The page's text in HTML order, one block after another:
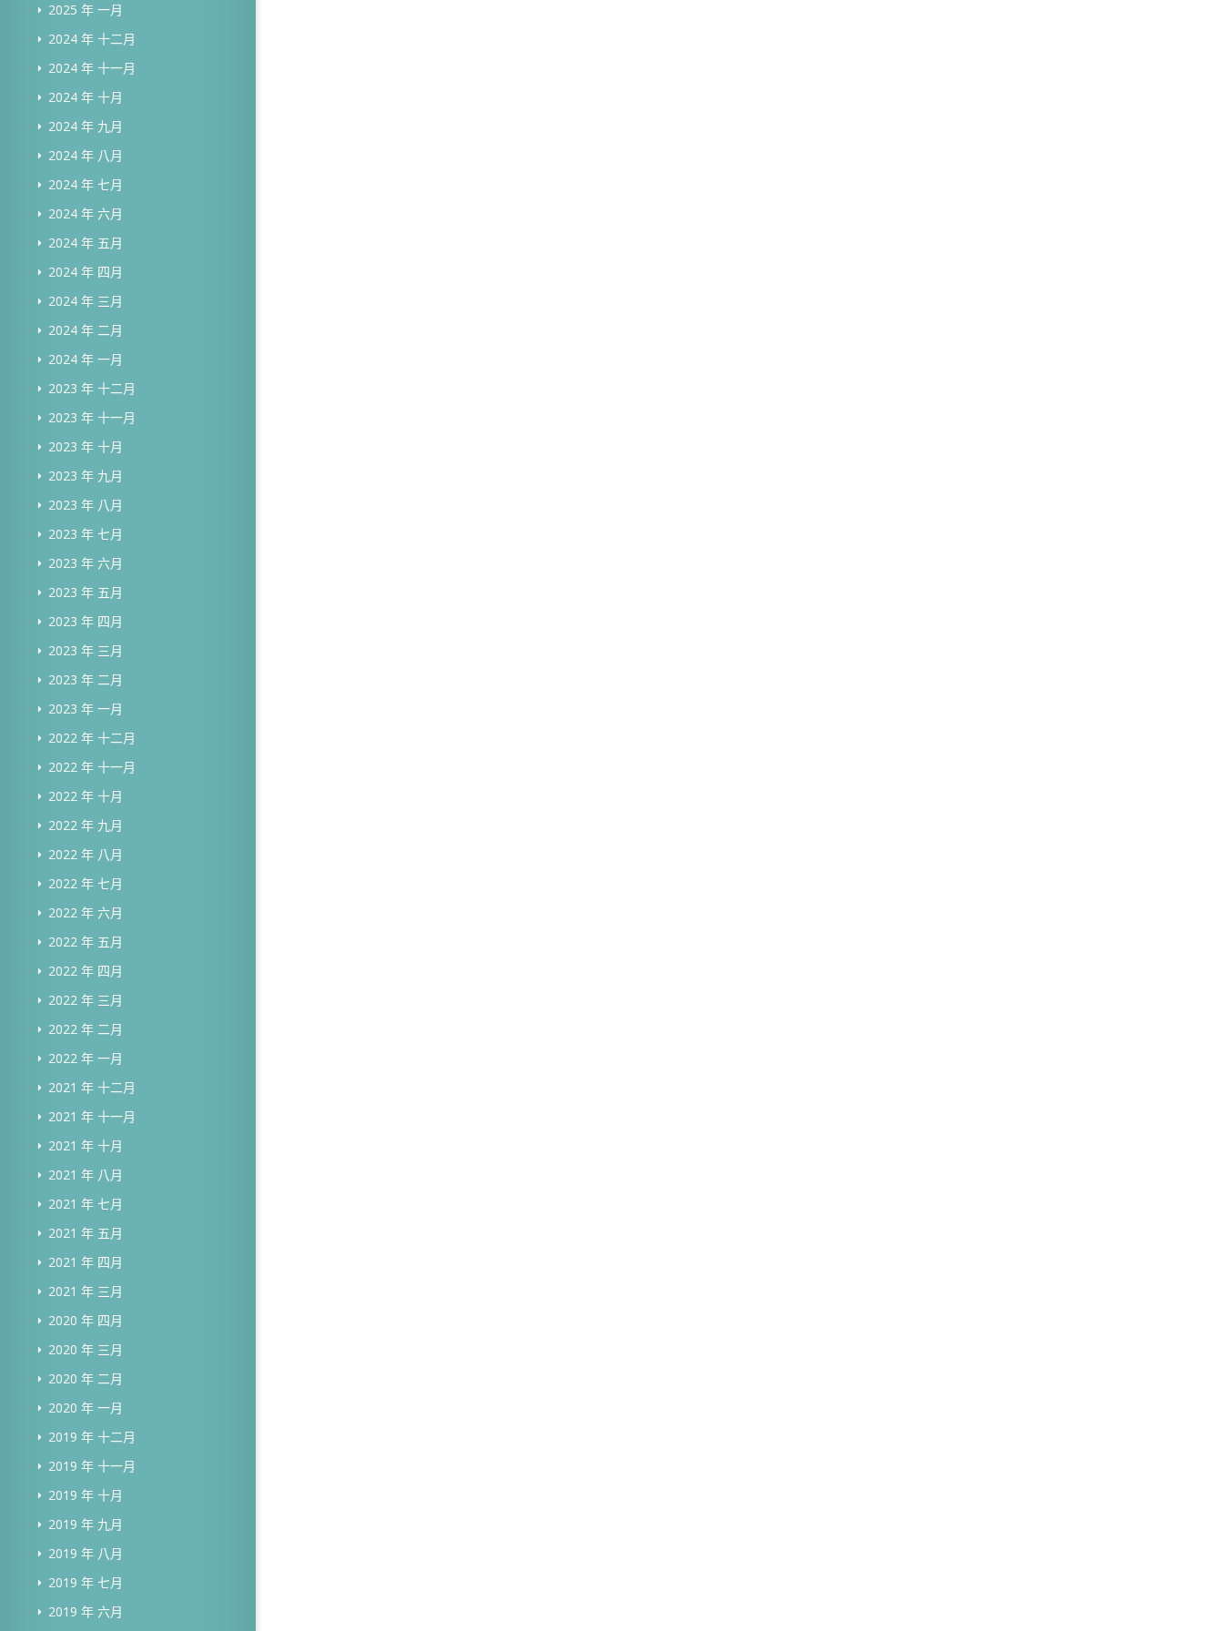
2025 年 一月
2024 年 十二月
2024 年 十一月
2024 年 十月
2024 年 九月
2024 年 八月
2024 年 七月
2024 年 六月
2024 年 五月
2024 年 四月
2024 年 三月
2024 年 二月
2024 年 一月
2023 年 十二月
2023 年 十一月
2023 年 十月
2023 年 九月
2023 年 八月
2023 年 七月
2023 年 六月
2023 年 五月
2023 年 四月
2023 年 三月
2023 年 二月
2023 年 一月
2022 年 十二月
2022 年 十一月
2022 年 十月
2022 年 九月
2022 年 八月
2022 年 七月
2022 年 六月
2022 年 五月
2022 年 四月
2022 年 三月
2022 年 二月
2022 年 一月
2021 年 十二月
2021 年 十一月
2021 年 十月
2021 年 八月
2021 年 七月
2021 年 五月
2021 年 四月
2021 年 三月
2020 年 四月
2020 年 三月
2020 年 二月
2020 年 一月
2019 年 十二月
2019 年 十一月
2019 年 十月
2019 年 九月
2019 年 八月
2019 年 七月
2019 年 六月